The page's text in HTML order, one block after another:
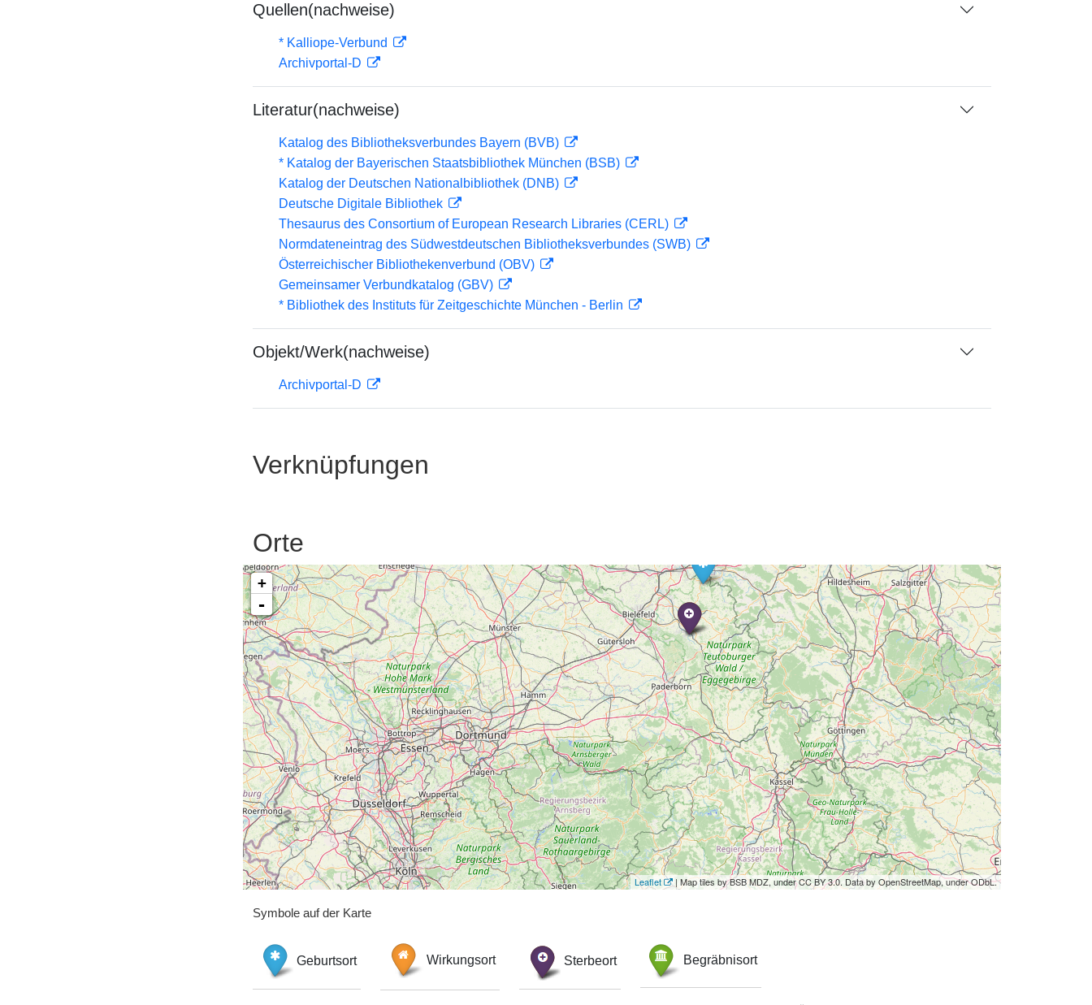
Quellen(nachweise)
* Kalliope-Verbund
Archivportal-D
Literatur(nachweise)
Katalog des Bibliotheksverbundes Bayern (BVB)
* Katalog der Bayerischen Staatsbibliothek München (BSB)
Katalog der Deutschen Nationalbibliothek (DNB)
Deutsche Digitale Bibliothek
Thesaurus des Consortium of European Research Libraries (CERL)
Normdateneintrag des Südwestdeutschen Bibliotheksverbundes (SWB)
Österreichischer Bibliothekenverbund (OBV)
Gemeinsamer Verbundkatalog (GBV)
* Bibliothek des Instituts für Zeitgeschichte München - Berlin
Objekt/Werk(nachweise)
Archivportal-D
Verknüpfungen
Orte
+
-
Leaflet | Map tiles by BSB MDZ, under CC BY 3.0. Data by OpenStreetMap, under ODbL.
Symbole auf der Karte
Geburtsort Wirkungsort Sterbeort Begräbnisort